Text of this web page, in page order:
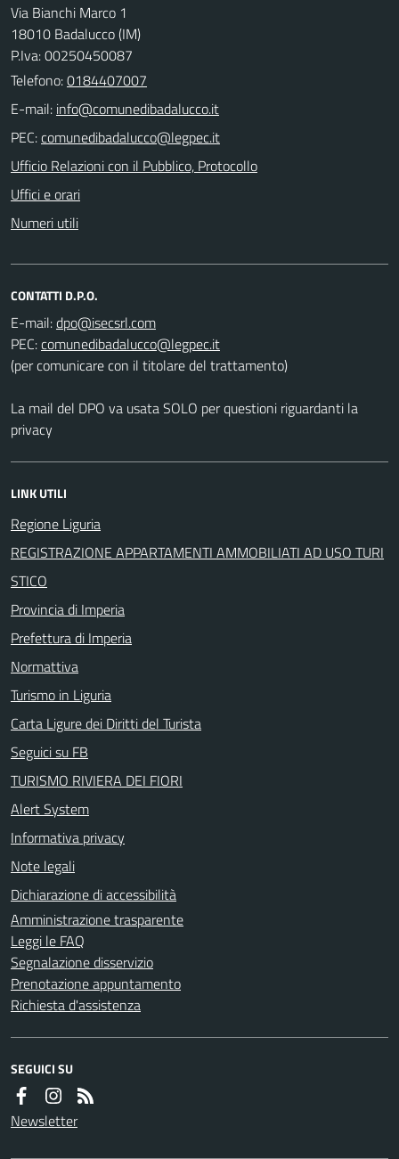
Via Bianchi Marco 1
18010 Badalucco (IM)
P.Iva: 00250450087
Telefono:0184407007
E-mail:
PEC:
Ufficio Relazioni con il Pubblico, Protocollo
Uffici e orari
Numeri utili
CONTATTI D.P.O.
E-mail:
PEC:
(per comunicare con il titolare del trattamento)
La mail del DPO va usata SOLO per questioni riguardanti la
privacy
LINK UTILI
Regione Liguria
REGISTRAZIONE APPARTAMENTI AMMOBILIATI AD USO TURI
STICO
Provincia di Imperia
Prefettura di Imperia
Normattiva
Turismo in Liguria
Carta Ligure dei Diritti del Turista
Seguici su FB
TURISMO RIVIERA DEI FIORI
Alert System
Informativa privacy
Note legali
Dichiarazione di accessibilità
Amministrazione trasparente
Leggi le FAQ
Segnalazione disservizio
Prenotazione appuntamento
Richiesta d'assistenza
SEGUICI SU
Newsletter